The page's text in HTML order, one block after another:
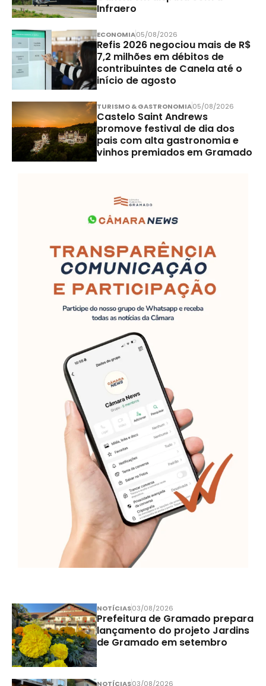
Infraero
ECONOMIA05/08/2026
Refis 2026 negociou mais de R$
7,2 milhões em débitos de
contribuintes de Canela até o
início de agosto
TURISMO & GASTRONOMIA05/08/2026
Castelo Saint Andrews
promove festival de dia dos
pais com alta gastronomia e
vinhos premiados em Gramado
NOTÍCIAS03/08/2026
Prefeitura de Gramado prepara
lançamento do projeto Jardins
de Gramado em setembro
NOTÍCIAS03/08/2026